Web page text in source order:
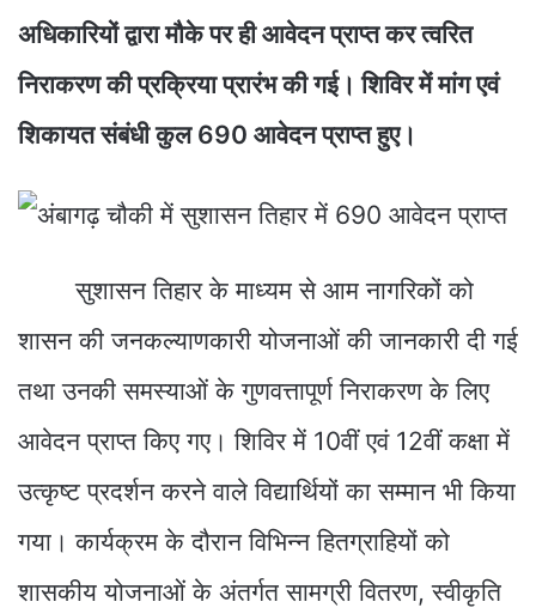
अधिकारियों द्वारा मौके पर ही आवेदन प्राप्त कर त्वरित
निराकरण की प्रक्रिया प्रारंभ की गई। शिविर में मांग एवं
शिकायत संबंधी कुल 690 आवेदन प्राप्त हुए।
सुशासन तिहार के माध्यम से आम नागरिकों को
शासन की जनकल्याणकारी योजनाओं की जानकारी दी गई
तथा उनकी समस्याओं के गुणवत्तापूर्ण निराकरण के लिए
आवेदन प्राप्त किए गए। शिविर में 10वीं एवं 12वीं कक्षा में
उत्कृष्ट प्रदर्शन करने वाले विद्यार्थियों का सम्मान भी किया
गया। कार्यक्रम के दौरान विभिन्न हितग्राहियों को
शासकीय योजनाओं के अंतर्गत सामग्री वितरण, स्वीकृति